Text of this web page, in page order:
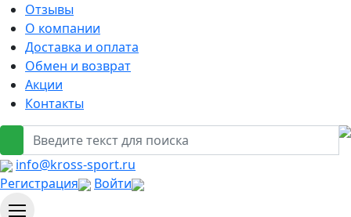
Отзывы
О компании
Доставка и оплата
Обмен и возврат
Акции
Контакты
info@kross-sport.ru
Регистрация
Войти